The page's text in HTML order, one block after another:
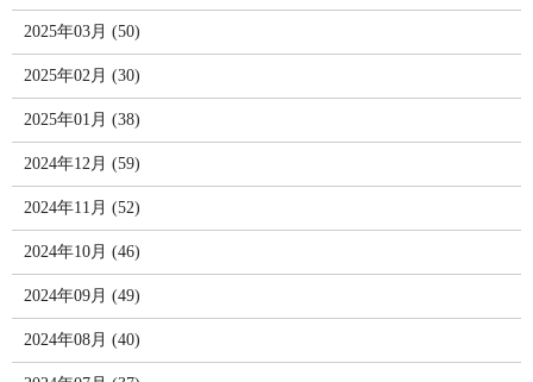
2025年03月 (50)
2025年02月 (30)
2025年01月 (38)
2024年12月 (59)
2024年11月 (52)
2024年10月 (46)
2024年09月 (49)
2024年08月 (40)